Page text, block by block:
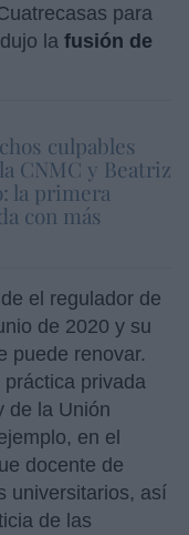
para
la fusión de
culpables
CNMC y Beatriz
la primera
con más
el regulador de
de 2020 y su
puede renovar.
privada
de la Unión
en el
docente de
universitarios, así
de las